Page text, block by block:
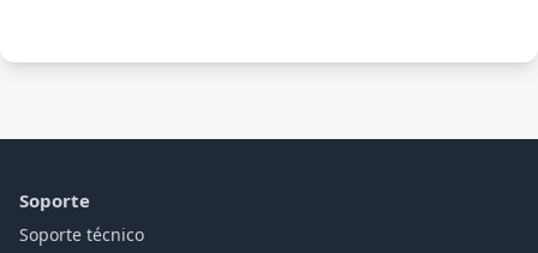
Soporte
Soporte técnico